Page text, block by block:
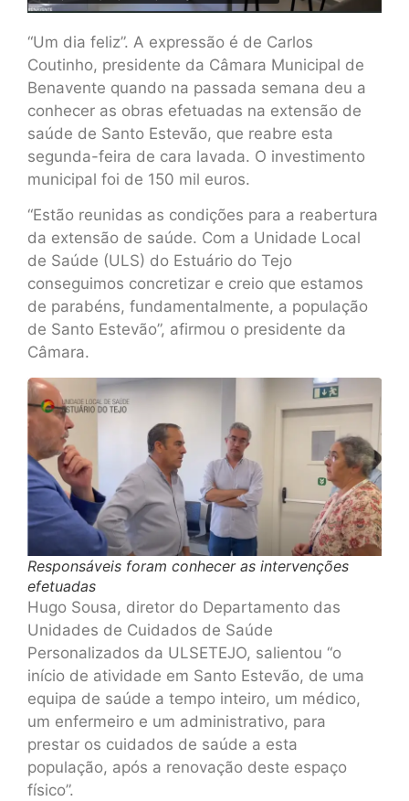
“Um dia feliz”. A expressão é de Carlos
Coutinho, presidente da Câmara Municipal de
Benavente quando na passada semana deu a
conhecer as obras efetuadas na extensão de
saúde de Santo Estevão, que reabre esta
segunda-feira de cara lavada. O investimento
municipal foi de 150 mil euros.
“Estão reunidas as condições para a reabertura
da extensão de saúde. Com a Unidade Local
de Saúde (ULS) do Estuário do Tejo
conseguimos concretizar e creio que estamos
de parabéns, fundamentalmente, a população
de Santo Estevão”, afirmou o presidente da
Câmara.
Responsáveis foram conhecer as intervenções
efetuadas
Hugo Sousa, diretor do Departamento das
Unidades de Cuidados de Saúde
Personalizados da ULSETEJO, salientou “o
início de atividade em Santo Estevão, de uma
equipa de saúde a tempo inteiro, um médico,
um enfermeiro e um administrativo, para
prestar os cuidados de saúde a esta
população, após a renovação deste espaço
físico”.